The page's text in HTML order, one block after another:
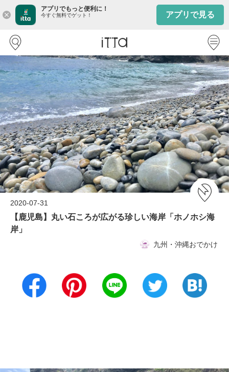
close
アプリでもっと便利に！
今すぐ無料でゲット！ アプリで見る
2020-07-31
【鹿児島】丸い石ころが広がる珍しい海岸「ホノホシ海
岸」
九州・沖縄おでかけ